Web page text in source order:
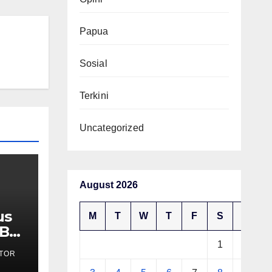
Papua
Sosial
Terkini
Uncategorized
August 2026
M T W T F S
1